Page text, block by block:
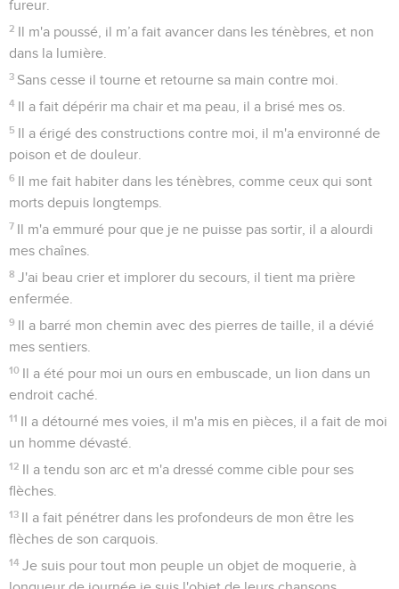
de dessous le ciel, Eternel !
Lamentations 4
Seuls les Évangiles sont disponibles en vidéo pour le moment.
Les horreurs du siège de Jérusalem
1 Comment ! L'or perd de son éclat, l'or pur se ternit ! Les
pierres saintes se dispersent à tous les coins de rue !
2
Les fils de Sion étaient précieux, leur valeur était égale à
celle de l'or fin. Comment ! Les voilà considérés comme des
vases de terre, faits par les mains du potier !
Même les chacals présentent leurs mamelles pour allaiter
leurs petits, mais la fille de mon peuple est devenue aussi
cruelle que les autruches du désert.
La langue du nouveau-né s'attache à son palais, desséchée
par la soif. Les enfants demandent du pain et personne ne
Ceux qui se nourrissaient des plats les plus raffinés sont
embrassent les fumiers.
péché de Sodome. Elle, elle a été détruite en un instant,